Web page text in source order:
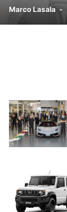
Marco Lasala -